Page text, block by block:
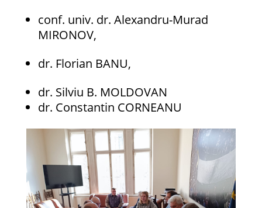
conf. univ. dr. Alexandru-Murad
MIRONOV,
dr. Florian BANU,
dr. Silviu B. MOLDOVAN
dr. Constantin CORNEANU